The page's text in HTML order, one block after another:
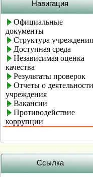
Навигация
Официальные
документы
Структура учреждения
Доступная среда
Независимая оценка
качества
Результаты проверок
Отчеты о деятельности
учреждения
Вакансии
Противодействие
коррупции
Ссылка